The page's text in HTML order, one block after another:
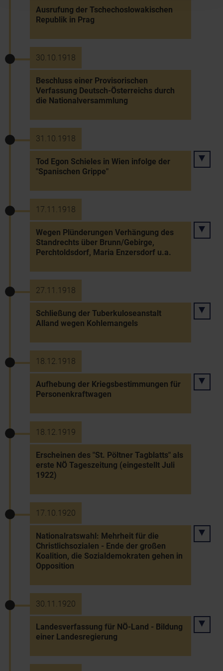
Ausrufung der Tschechoslowakischen
Republik in Prag
30.10.1918
Beschluss einer Provisorischen
Verfassung Deutsch-Österreichs durch
die Nationalversammlung
31.10.1918
Tod Egon Schieles in Wien infolge der
"Spanischen Grippe"
17.11.1918
Wegen Plünderungen Verhängung des
Standrechts über Brunn/Gebirge,
Perchtoldsdorf, Maria Enzersdorf u.a.
27.11.1918
Schließung der Tuberkuloseanstalt
Alland wegen Kohlemangels
18.12.1918
Aufhebung der Kriegsbestimmungen für
Personenkraftwagen
18.12.1919
Erscheinen des "St. Pöltner Tagblatts" als
erste NÖ Tageszeitung (eingestellt Juli
1922)
17.10.1920
Nationalratswahl: Mehrheit für die
Christlichsozialen - Ende der großen
Koalition, die Sozialdemokraten gehen in
Opposition
30.11.1920
Landesverfassung für NÖ-Land - Bildung
einer Landesregierung